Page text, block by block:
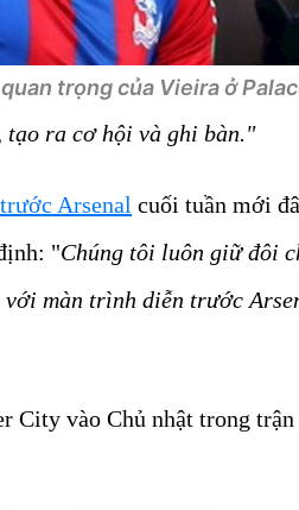
trọng của Vieira ở
ra cơ hội và ghi bàn."
Arsenal cuối tuần mới
"Chúng tôi luôn giữ đôi
màn trình diễn trước
City vào Chủ nhật trong